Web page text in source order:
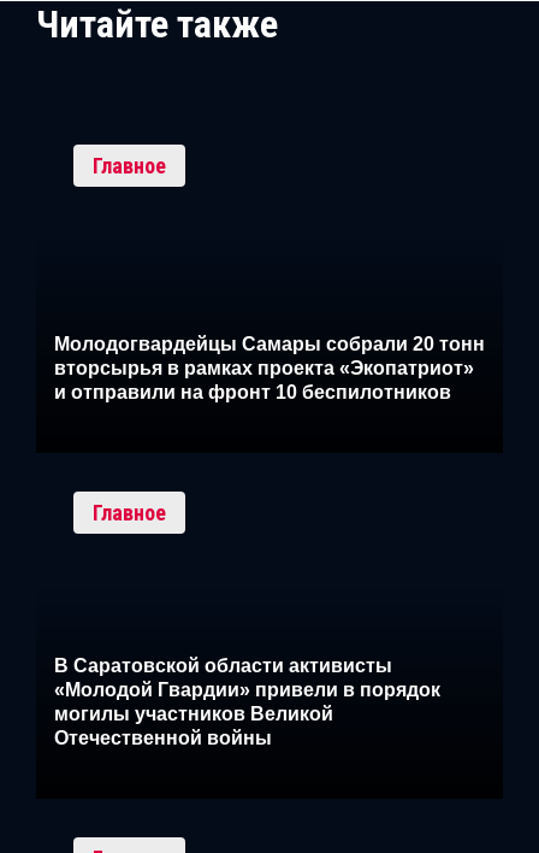
Читайте также
Главное
Молодогвардейцы Самары собрали 20 тонн
вторсырья в рамках проекта «Экопатриот»
и отправили на фронт 10 беспилотников
Главное
В Саратовской области активисты
«Молодой Гвардии» привели в порядок
могилы участников Великой
Отечественной войны